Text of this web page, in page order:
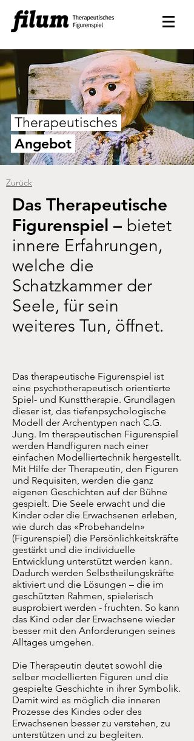
Therapeutisches
Angebot
Zurück
Das Therapeutische
Figurenspiel – bietet
innere Erfahrungen,
welche die
Schatzkammer der
Seele, für sein
weiteres Tun, öffnet.
Das therapeutische Figurenspiel ist
eine psychotherapeutisch orientierte
Spiel- und Kunsttherapie. Grundlagen
dieser ist, das tiefenpsychologische
Modell der Archentypen nach C.G.
Jung. Im therapeutischen Figurenspiel
werden Handfiguren nach einer
einfachen Modelliertechnik hergestellt.
Mit Hilfe der Therapeutin, den Figuren
und Requisiten, werden die ganz
eigenen Geschichten auf der Bühne
gespielt. Die Seele erwacht und die
Kinder oder die Erwachsenen erleben,
wie durch das «Probehandeln»
(Figurenspiel) die Persönlichkeitskräfte
gestärkt und die individuelle
Entwicklung unterstützt werden kann.
Dadurch werden Selbstheilungskräfte
aktiviert und die Lösungen – die im
geschützten Rahmen, spielerisch
ausprobiert werden - fruchten. So kann
das Kind oder der Erwachsene wieder
besser mit den Anforderungen seines
Alltages umgehen.
Die Therapeutin deutet sowohl die
selber modellierten Figuren und die
gespielte Geschichte in ihrer Symbolik.
Damit wird es möglich die inneren
Prozesse des Kindes oder des
Erwachsenen besser zu verstehen, zu
unterstützen und zu begleiten.